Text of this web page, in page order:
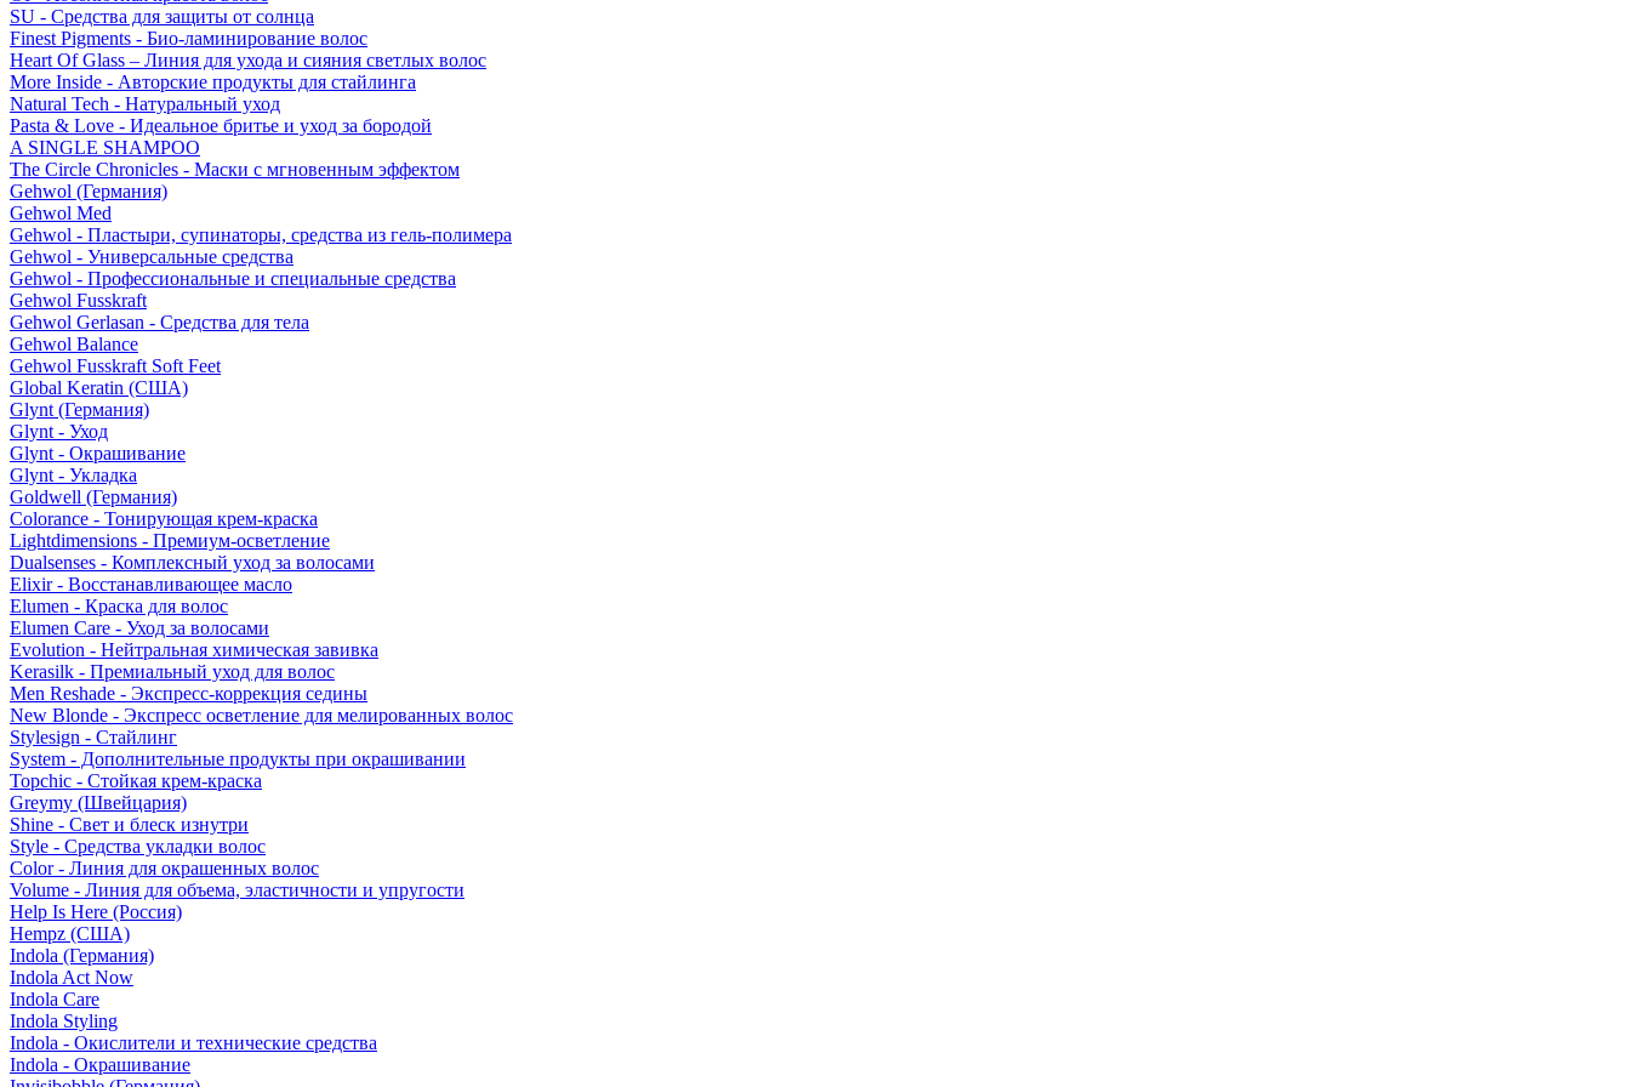
SU - Средства для защиты от солнца
Finest Pigments - Био-ламинирование волос
Heart Of Glass – Линия для ухода и сияния светлых волос
More Inside - Авторские продукты для стайлинга
Natural Tech - Натуральный уход
Pasta & Love - Идеальное бритье и уход за бородой
A SINGLE SHAMPOO
The Circle Chronicles - Маски с мгновенным эффектом
Gehwol (Германия)
Gehwol Med
Gehwol - Пластыри, супинаторы, средства из гель-полимера
Gehwol - Универсальные средства
Gehwol - Профессиональные и специальные средства
Gehwol Fusskraft
Gehwol Gerlasan - Средства для тела
Gehwol Balance
Gehwol Fusskraft Soft Feet
Global Keratin (США)
Glynt (Германия)
Glynt - Уход
Glynt - Окрашивание
Glynt - Укладка
Goldwell (Германия)
Colorance - Тонирующая крем-краска
Lightdimensions - Премиум-осветление
Dualsenses - Комплексный уход за волосами
Elixir - Восстанавливающее масло
Elumen - Краска для волос
Elumen Care - Уход за волосами
Evolution - Нейтральная химическая завивка
Kerasilk - Премиальный уход для волос
Men Reshade - Экспресс-коррекция седины
New Blonde - Экспресс осветление для мелированных волос
Stylesign - Стайлинг
System - Дополнительные продукты при окрашивании
Topchic - Стойкая крем-краска
Greymy (Швейцария)
Shine - Свет и блеск изнутри
Style - Средства укладки волос
Color - Линия для окрашенных волос
Volume - Линия для объема, эластичности и упругости
Help Is Here (Россия)
Hempz (США)
Indola (Германия)
Indola Act Now
Indola Care
Indola Styling
Indola - Окислители и технические средства
Indola - Окрашивание